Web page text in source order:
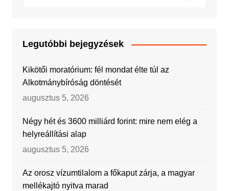
Legutóbbi bejegyzések
Kikötői moratórium: fél mondat élte túl az
Alkotmánybíróság döntését
augusztus 5, 2026
Négy hét és 3600 milliárd forint: mire nem elég a
helyreállítási alap
augusztus 5, 2026
Az orosz vízumtilalom a főkaput zárja, a magyar
mellékajtó nyitva marad